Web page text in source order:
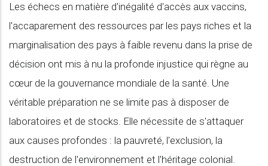
Les échecs en matière d'inégalité d'accès aux vaccins,
l'accaparement des ressources par les pays riches et la
marginalisation des pays à faible revenu dans la prise de
décision ont mis à nu la profonde injustice qui règne au
cœur de la gouvernance mondiale de la santé. Une
véritable préparation ne se limite pas à disposer de
laboratoires et de stocks. Elle nécessite de s'attaquer
aux causes profondes : la pauvreté, l'exclusion, la
destruction de l'environnement et l'héritage colonial.